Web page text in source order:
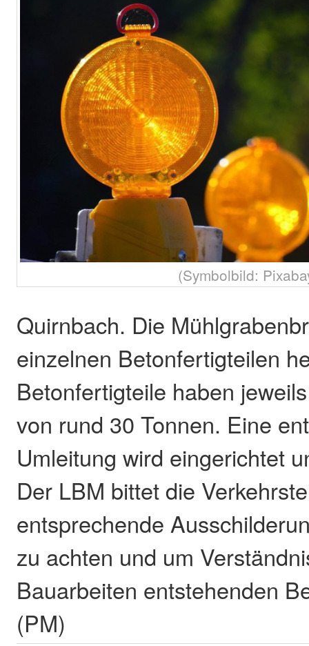
(Symbolbild:
Quirnbach. Die
einzelnen Betonfertigteilen
Betonfertigteile haben
von rund 30 Tonnen. Eine
Umleitung wird eingerichtet
Der LBM bittet die
entsprechende
zu achten und um
Bauarbeiten entstehenden
(PM)